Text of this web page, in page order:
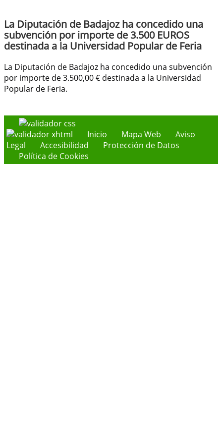
La Diputación de Badajoz ha concedido una
subvención por importe de 3.500 EUROS
destinada a la Universidad Popular de Feria
La Diputación de Badajoz ha concedido una subvención
por importe de 3.500,00 € destinada a la Universidad
Popular de Feria.
Inicio Mapa Web
Aviso
Legal
Accesibilidad
Protección de Datos
Política de Cookies